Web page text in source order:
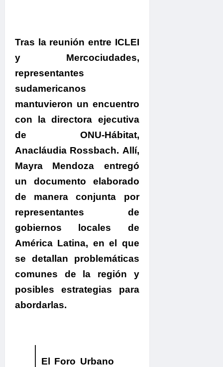
Tras la reunión entre ICLEI
y Mercociudades,
representantes
sudamericanos
mantuvieron un encuentro
con la directora ejecutiva
de ONU-Hábitat,
Anacláudia Rossbach. Allí,
Mayra Mendoza entregó
un documento elaborado
de manera conjunta por
representantes de
gobiernos locales de
América Latina, en el que
se detallan problemáticas
comunes de la región y
posibles estrategias para
abordarlas.
El Foro Urbano